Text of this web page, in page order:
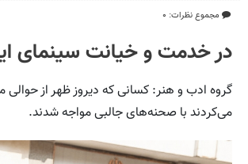
مجموع نظرات: ۰
در خدمت و خیانت سینمای
گروه ادب و هنر: کسانی که دیروز ظهر از حوالی
می‌کردند با صحنه‌های جالبی مواجه شدند.